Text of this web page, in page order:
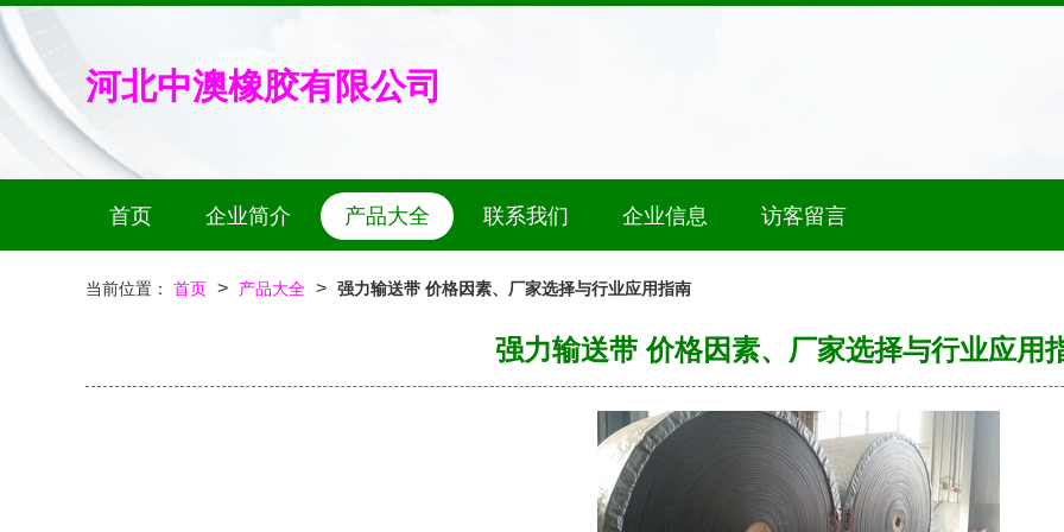
河北中澳橡胶有限公司
首页 企业简介 产品大全 联系我们 企业信息 访客留言
当前位置： 首页 > 产品大全 > 强力输送带 价格因素、厂家选择与行业应用指南
强力输送带 价格因素、厂家选择与行业应用